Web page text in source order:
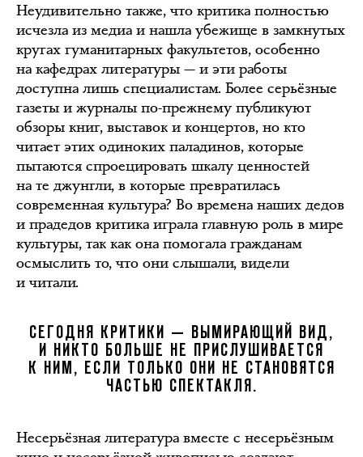
Неудивительно также, что критика полностью
исчезла из медиа и нашла убежище в замкнутых
кругах гуманитарных факультетов, особенно
на кафедрах литературы — и эти работы
доступна лишь специалистам. Более серьёзные
газеты и журналы по-прежнему публикуют
обзоры книг, выставок и концертов, но кто
читает этих одиноких паладинов, которые
пытаются спроецировать шкалу ценностей
на те джунгли, в которые превратилась
современная культура? Во времена наших дедов
и прадедов критика играла главную роль в мире
культуры, так как она помогала гражданам
осмыслить то, что они слышали, видели
и читали.
СЕГОДНЯ КРИТИКИ — ВЫМИРАЮЩИЙ ВИД,
И НИКТО БОЛЬШЕ НЕ ПРИСЛУШИВАЕТСЯ
К НИМ, ЕСЛИ ТОЛЬКО ОНИ НЕ СТАНОВЯТСЯ
ЧАСТЬЮ СПЕКТАКЛЯ.
Несерьёзная литература вместе с несерьёзным